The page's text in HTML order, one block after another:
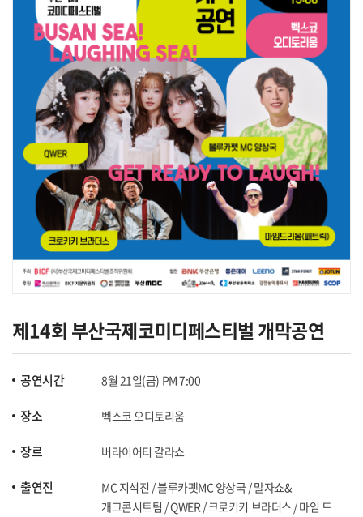
제14회 부산국제코미디페스티벌 개막공연
공연시간 8월 21일(금) PM 7:00
장소 벡스코 오디토리움
장르 버라이어티 갈라쇼
출연진
MC 지석진 / 블루카펫MC 양상국 / 말자쇼&
개그콘서트팀 / QWER / 크로키키 브라더스 / 마임 드